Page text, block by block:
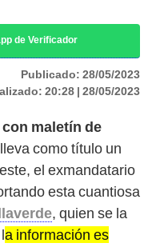
de Verificador
Publicado: 28/05/2023
20:28 | 28/05/2023
maletín de
como título un
el exmandatario
esta cuantiosa
, quien se la
a información es